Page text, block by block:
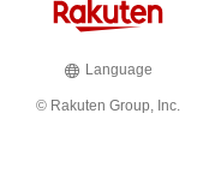
Language
© Rakuten Group, Inc.